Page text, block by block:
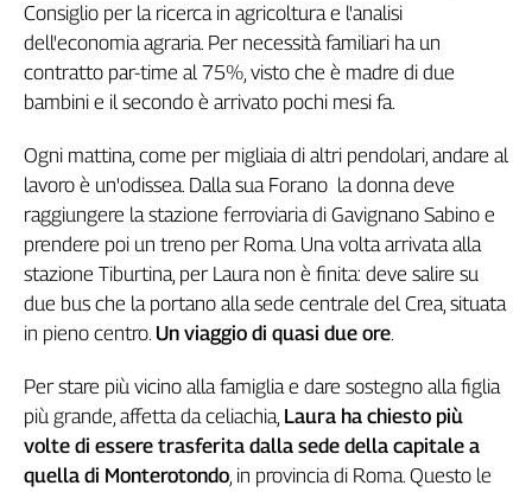
G8
di
Genova,
sangue
ragione
120
anni
Cgil
Collettiva
Academy
Collettiva
Rubriche
Collettiva
Consiglio per la ricerca in agricoltura e l'analisi
dell'economia agraria. Per necessità familiari ha un
contratto par-time al 75%, visto che è madre di due
bambini e il secondo è arrivato pochi mesi fa.
Ogni mattina, come per migliaia di altri pendolari, andare al
lavoro è un'odissea. Dalla sua Forano la donna deve
raggiungere la stazione ferroviaria di Gavignano Sabino e
prendere poi un treno per Roma. Una volta arrivata alla
stazione Tiburtina, per Laura non è finita: deve salire su
due bus che la portano alla sede centrale del Crea, situata
in pieno centro. Un viaggio di quasi due ore.
Per stare più vicino alla famiglia e dare sostegno alla figlia
più grande, affetta da celiachia, Laura ha chiesto più
volte di essere trasferita dalla sede della capitale a
quella di Monterotondo, in provincia di Roma. Questo le